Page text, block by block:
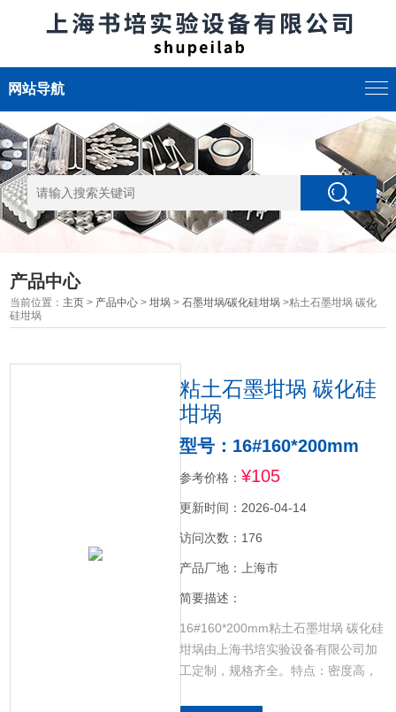
网站导航
产品中心
当前位置： 主页 > 产品中心 >坩埚 >石墨坩埚/碳化硅坩埚 >粘土石墨坩埚 碳化
硅坩埚
粘土石墨坩埚 碳化硅
坩埚
型号：16#160*200mm
参考价格： ¥105
更新时间：2026-04-14
访问次数：176
产品厂地：上海市
简要描述：
16#160*200mm粘土石墨坩埚 碳化硅
坩埚由上海书培实验设备有限公司加
工定制，规格齐全。特点：密度高，